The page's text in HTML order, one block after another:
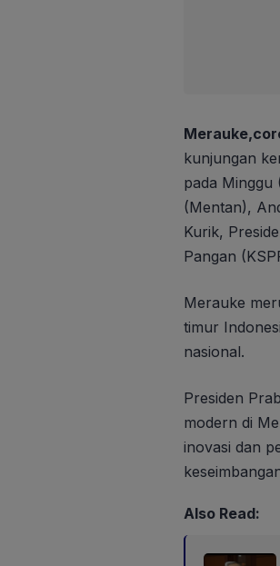
kunjungan
pada Minggu
(Mentan),
Kurik,
Pangan
Merauke
timur
nasional.
Presiden
modern di
inovasi dan
Also Read: